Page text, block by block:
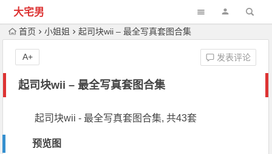
大宅男
首页 小姐姐 起司块wii – 最全写真套图合集
起司块wii – 最全写真套图合集
发表评论
A+
起司块wii - 最全写真套图合集, 共43套
预览图